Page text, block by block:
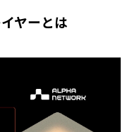
ヤーとは